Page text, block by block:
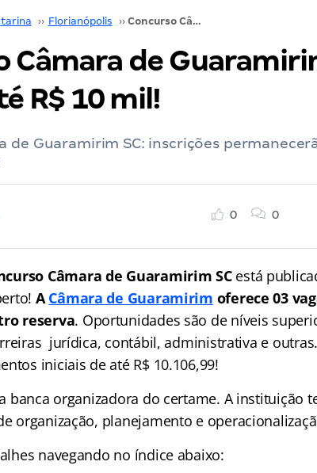
›› Florianópolis ›› Concurso Câmara de Guaramirim SC: iniciais até R$ 10 mil!
Câmara de
R$ 10 mil!
de Guaramirim SC: inscrições
0 0
Câmara de Guaramirim SCestá
ACâmara de Guaramirim oferece 03
reserva. Oportunidades são de níveis
jurídica, contábil, administrativa e
iniciais de até R$ 10.106,99!
banca organizadora do certame. A instituição
organização, planejamento e
navegando no índice abaixo: